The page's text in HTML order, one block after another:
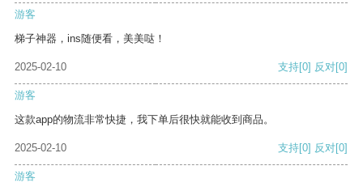
游客
梯子神器，ins随便看，美美哒！
2025-02-10 支持[0] 反对[0]
游客
这款app的物流非常快捷，我下单后很快就能收到商品。
2025-02-10 支持[0] 反对[0]
游客